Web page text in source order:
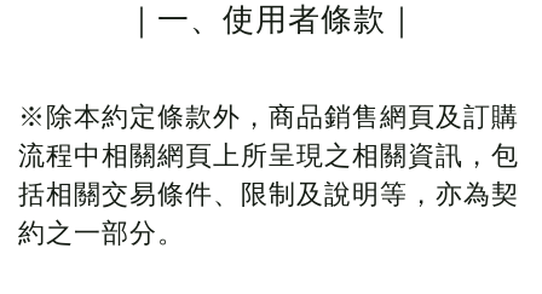
｜一、使用者條款｜
※除本約定條款外，商品銷售網頁及訂購
流程中相關網頁上所呈現之相關資訊，包
括相關交易條件、限制及說明等，亦為契
約之一部分。